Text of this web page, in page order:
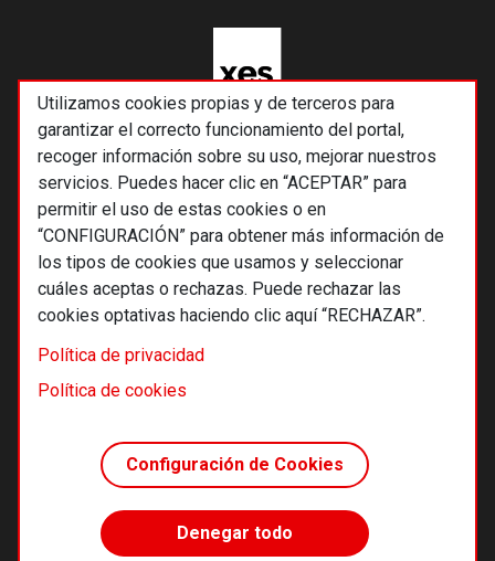
Utilizamos cookies propias y de terceros para
garantizar el correcto funcionamiento del portal,
recoger información sobre su uso, mejorar nuestros
servicios. Puedes hacer clic en “ACEPTAR” para
permitir el uso de estas cookies o en
“CONFIGURACIÓN” para obtener más información de
los tipos de cookies que usamos y seleccionar
cuáles aceptas o rechazas. Puede rechazar las
cookies optativas haciendo clic aquí “RECHAZAR”.
Política de privacidad
Política de cookies
Configuración de Cookies
Denegar todo
© 2026 Alternativas económicas SCCL
Footer
Términos y condiciones de uso
Política de cookies
Principios editoriales